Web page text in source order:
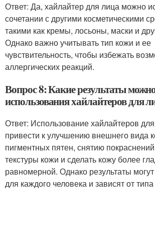
Ответ: Да, хайлайтер для лица можно
сочетании с другими косметическими
такими как кремы, лосьоны, маски и
Однако важно учитывать тип кожи и ее
чувствительность, чтобы избежать
аллергических реакций.
Вопрос 8: Какие результаты
использования хайлайтеров для
Ответ: Использование хайлайтеров
привести к улучшению внешнего вида
пигментных пятен, снятию
текстуры кожи и сделать кожу более
равномерной. Однако результаты
для каждого человека и зависят от